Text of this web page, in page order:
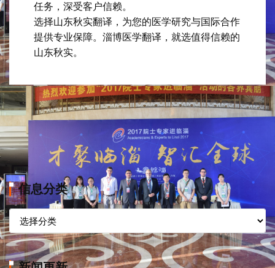
任务，深受客户信赖。
选择山东秋实翻译，为您的医学研究与国际合作
提供专业保障。淄博医学翻译，就选值得信赖的
山东秋实。
信息分类
信
息
分
类